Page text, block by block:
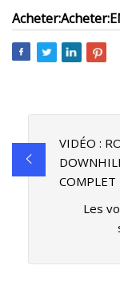
Acheter:Acheter:
VIDÉO :
COMPLET
Les